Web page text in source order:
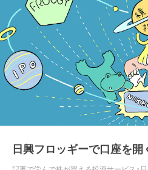
日興フロッギーで口座を開